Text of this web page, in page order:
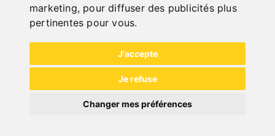
marketing, pour diffuser des publicités plus
pertinentes pour vous.
J'accepte
Je refuse
Changer mes préférences